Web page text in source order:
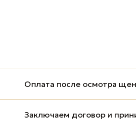
Оплата после осмотра
Заключаем договор и